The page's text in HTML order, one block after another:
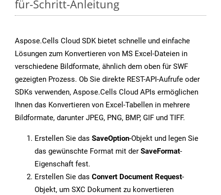
für-Schritt-Anleitung
Aspose.Cells Cloud SDK bietet schnelle und einfache
Lösungen zum Konvertieren von MS Excel-Dateien in
verschiedene Bildformate, ähnlich dem oben für SWF
gezeigten Prozess. Ob Sie direkte REST-API-Aufrufe oder
SDKs verwenden, Aspose.Cells Cloud APIs ermöglichen
Ihnen das Konvertieren von Excel-Tabellen in mehrere
Bildformate, darunter JPEG, PNG, BMP, GIF und TIFF.
Erstellen Sie das SaveOption-Objekt und legen Sie
das gewünschte Format mit der SaveFormat-
Eigenschaft fest.
Erstellen Sie das Convert Document Request-
Objekt, um SXC Dokument zu konvertieren